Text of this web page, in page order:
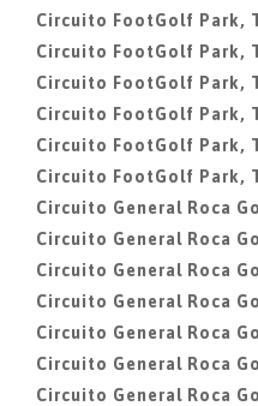
Circuito FootGolf Park,
Circuito FootGolf Park,
Circuito FootGolf Park,
Circuito FootGolf Park,
Circuito FootGolf Park,
Circuito FootGolf Park,
Circuito General Roca
Circuito General Roca
Circuito General Roca
Circuito General Roca
Circuito General Roca
Circuito General Roca
Circuito General Roca